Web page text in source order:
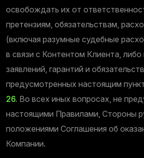
освобождать их от
претензиям, обязательствам,
(включая разумные судебные
в связи с Контентом Клиента,
заявлений, гарантий и обязательств,
предусмотренных настоящим
26. Во всех иных вопросах, не
настоящими Правилами, Стороны
положениями Соглашения об
Компании.